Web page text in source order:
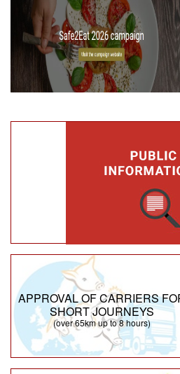
APPROVAL OF CARRIERS
SHORT JOURNEYS
(over 65km up to 8 hours)